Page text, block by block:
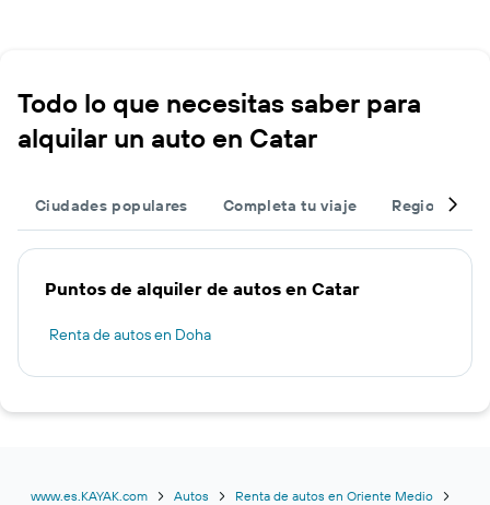
Todo lo que necesitas saber para
alquilar un auto en Catar
Ciudades populares Completa tu viaje Regiones
Puntos de alquiler de autos en Catar
Renta de autos en Doha
www.es.KAYAK.com Autos
Renta de autos en Oriente Medio